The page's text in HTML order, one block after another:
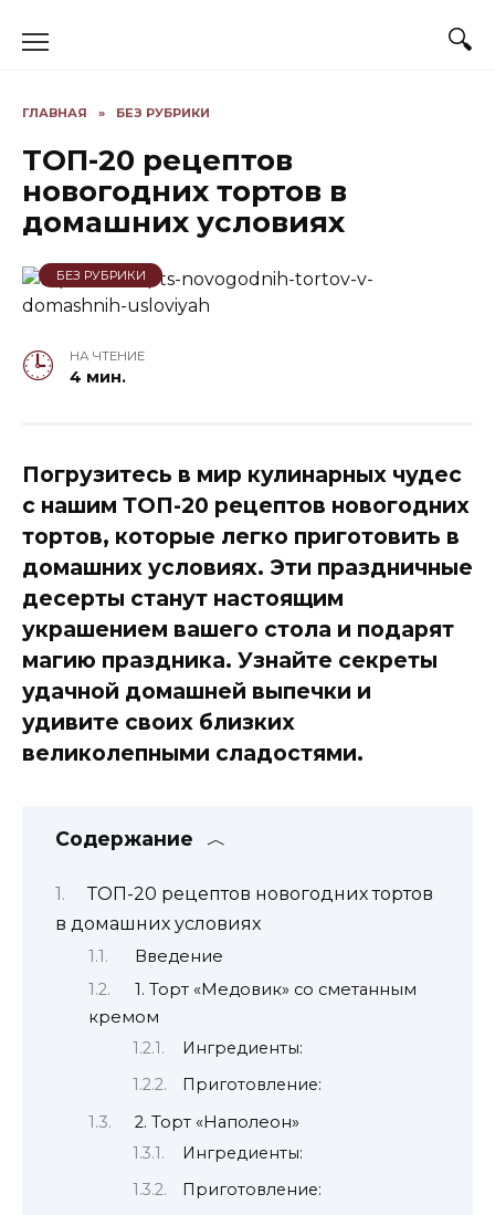
ГЛАВНАЯ » БЕЗ РУБРИКИ
ТОП-20 рецептов
новогодних тортов в
домашних условиях
БЕЗ РУБРИКИ
НА ЧТЕНИЕ
4 мин.
Погрузитесь в мир кулинарных чудес
с нашим ТОП-20 рецептов новогодних
тортов, которые легко приготовить в
домашних условиях. Эти праздничные
десерты станут настоящим
украшением вашего стола и подарят
магию праздника. Узнайте секреты
удачной домашней выпечки и
удивите своих близких
великолепными сладостями.
Содержание
ТОП-20 рецептов новогодних тортов
в домашних условиях
Введение
1. Торт «Медовик» со сметанным
кремом
Ингредиенты:
Приготовление:
2. Торт «Наполеон»
Ингредиенты:
Приготовление: